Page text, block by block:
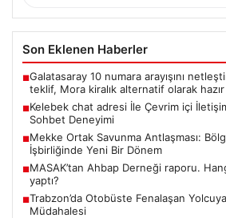
Son Eklenen Haberler
■Galatasaray 10 numara arayışını
teklif, Mora kiralık alternatif olarak hazır
■Kelebek chat adresi İle Çevrim içi
Sohbet Deneyimi
■Mekke Ortak Savunma Antlaşması:
İşbirliğinde Yeni Bir Dönem
■MASAK’tan Ahbap Derneği raporu.
yaptı?
■Trabzon’da Otobüste Fenalaşan
Müdahalesi